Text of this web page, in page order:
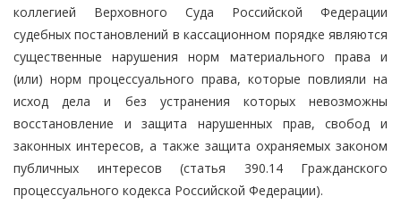
коллегией Верховного Суда Российской Федерации
судебных постановлений в кассационном порядке являются
существенные нарушения норм материального права и
(или) норм процессуального права, которые повлияли на
исход дела и без устранения которых невозможны
восстановление и защита нарушенных прав, свобод и
законных интересов, а также защита охраняемых законом
публичных интересов (статья 390.14 Гражданского
процессуального кодекса Российской Федерации).